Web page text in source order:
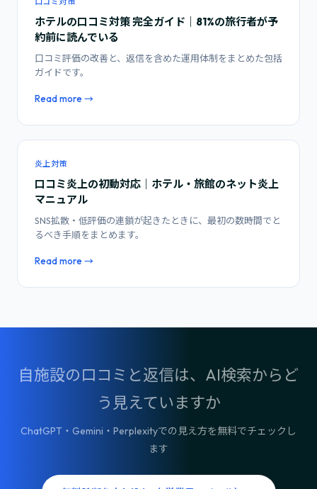
ホテルの口コミ対策 完全ガイド｜81%の旅行者が予
約前に読んでいる
口コミ評価の改善と、返信を含めた運用体制をまとめた包括
ガイドです。
Read more →
炎上対策
口コミ炎上の初動対応｜ホテル・旅館のネット炎上
マニュアル
SNS拡散・低評価の連鎖が起きたときに、最初の数時間でと
るべき手順をまとめます。
Read more →
自施設の口コミと返信は、AI検索からど
う見えていますか
ChatGPT・Gemini・Perplexityでの見え方を無料でチェックし
ます